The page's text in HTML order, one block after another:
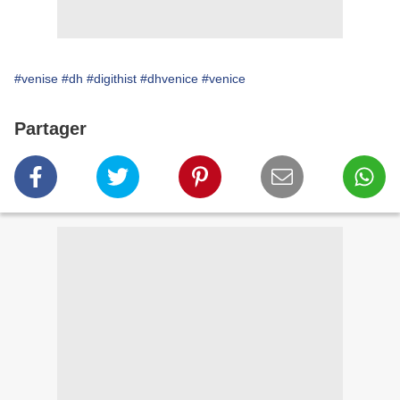
#venise #dh #digithist #dhvenice #venice
Partager